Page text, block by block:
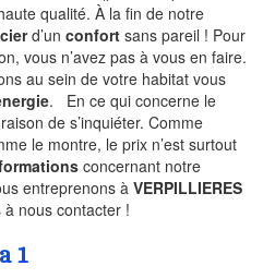
qualité. À la fin de notre
d’un confort sans pareil ! Pour
vous n’avez pas à vous en faire.
au sein de votre habitat vous
. En ce qui concerne le
de s’inquiéter. Comme
le montre, le prix n’est surtout
concernant notre
entreprenons à VERPILLIERES
à nous contacter !
1